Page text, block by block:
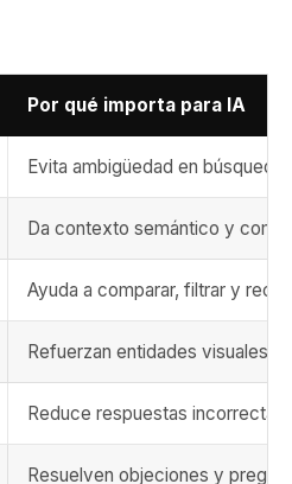
Por qué importa para IA
Evita ambigüedad en
Da contexto semántico y
Ayuda a comparar, filtrar y
Refuerzan entidades visuales y
Reduce respuestas incorrectas
Resuelven objeciones y